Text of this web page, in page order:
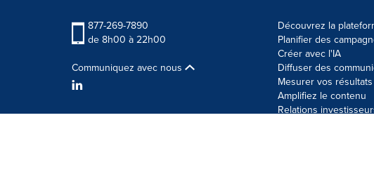
877-269-7890
de 8h00 à 22h00
Communiquez avec nous
Découvrez la
Planifier des
Créer avec l'IA
Diffuser des
Mesurer vos résultats
Amplifiez le contenu
Relations